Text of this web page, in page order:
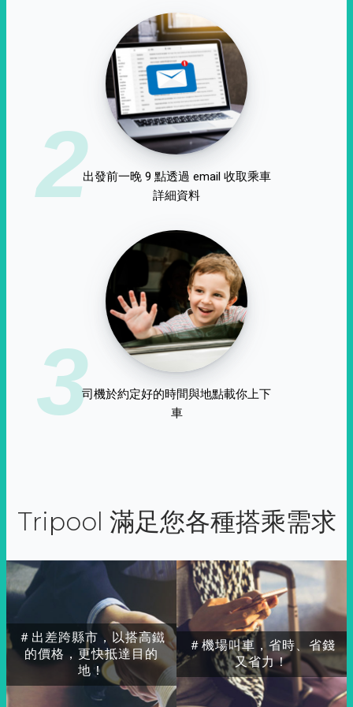
2出發前一晚 9 點透過 email 收取乘車
詳細資料
3司機於約定好的時間與地點載你上下
車
Tripool 滿足您各種搭乘需求
＃出差跨縣市，以搭高鐵
的價格，更快抵達目的
地！
＃機場叫車，省時、省錢
又省力！